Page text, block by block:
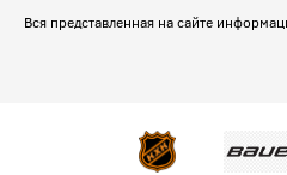
Вся представленная на сайте